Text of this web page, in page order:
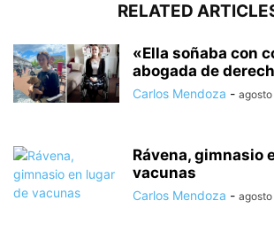
RELATED
«Ella soñaba con
abogada de
Carlos Mendoza -
Rávena, gimnasio
vacunas
Carlos Mendoza -